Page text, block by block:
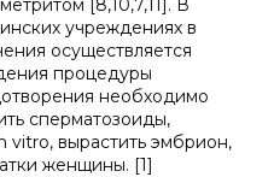
[8,10,7,11]. В
учреждениях в
осуществляется
процедуры
необходимо
сперматозоиды,
vitro, вырастить эмбрион,
женщины. [1]